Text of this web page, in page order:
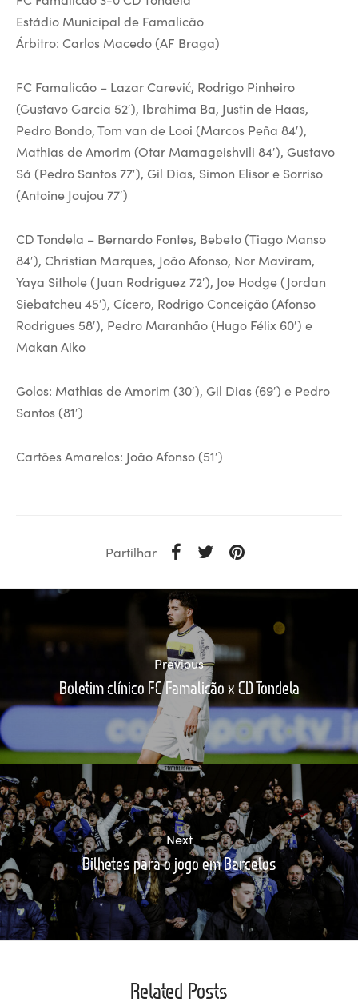
Estádio Municipal de Famalicão
Árbitro: Carlos Macedo (AF Braga)
FC Famalicão – Lazar Carević, Rodrigo Pinheiro
(Gustavo Garcia 52′), Ibrahima Ba, Justin de Haas,
Pedro Bondo, Tom van de Looi (Marcos Peña 84′),
Mathias de Amorim (Otar Mamageishvili 84′), Gustavo
Sá (Pedro Santos 77′), Gil Dias, Simon Elisor e Sorriso
(Antoine Joujou 77′)
CD Tondela – Bernardo Fontes, Bebeto (Tiago Manso
84′), Christian Marques, João Afonso, Nor Maviram,
Yaya Sithole (Juan Rodriguez 72′), Joe Hodge (Jordan
Siebatcheu 45′), Cícero, Rodrigo Conceição (Afonso
Rodrigues 58′), Pedro Maranhão (Hugo Félix 60′) e
Makan Aiko
Golos: Mathias de Amorim (30′), Gil Dias (69′) e Pedro
Santos (81′)
Cartões Amarelos: João Afonso (51′)
Partilhar
Previous
Boletim clínico FC Famalicão x CD Tondela
Next
Bilhetes para o jogo em Barcelos
Related Posts